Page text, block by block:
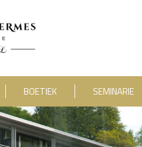
BOETIEK SEMINARIE